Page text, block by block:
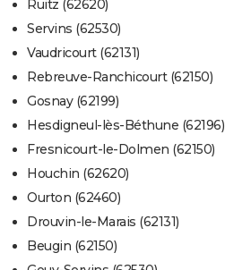
Ruitz (62620)
Servins (62530)
Vaudricourt (62131)
Rebreuve-Ranchicourt (62150)
Gosnay (62199)
Hesdigneul-lès-Béthune (62196)
Fresnicourt-le-Dolmen (62150)
Houchin (62620)
Ourton (62460)
Drouvin-le-Marais (62131)
Beugin (62150)